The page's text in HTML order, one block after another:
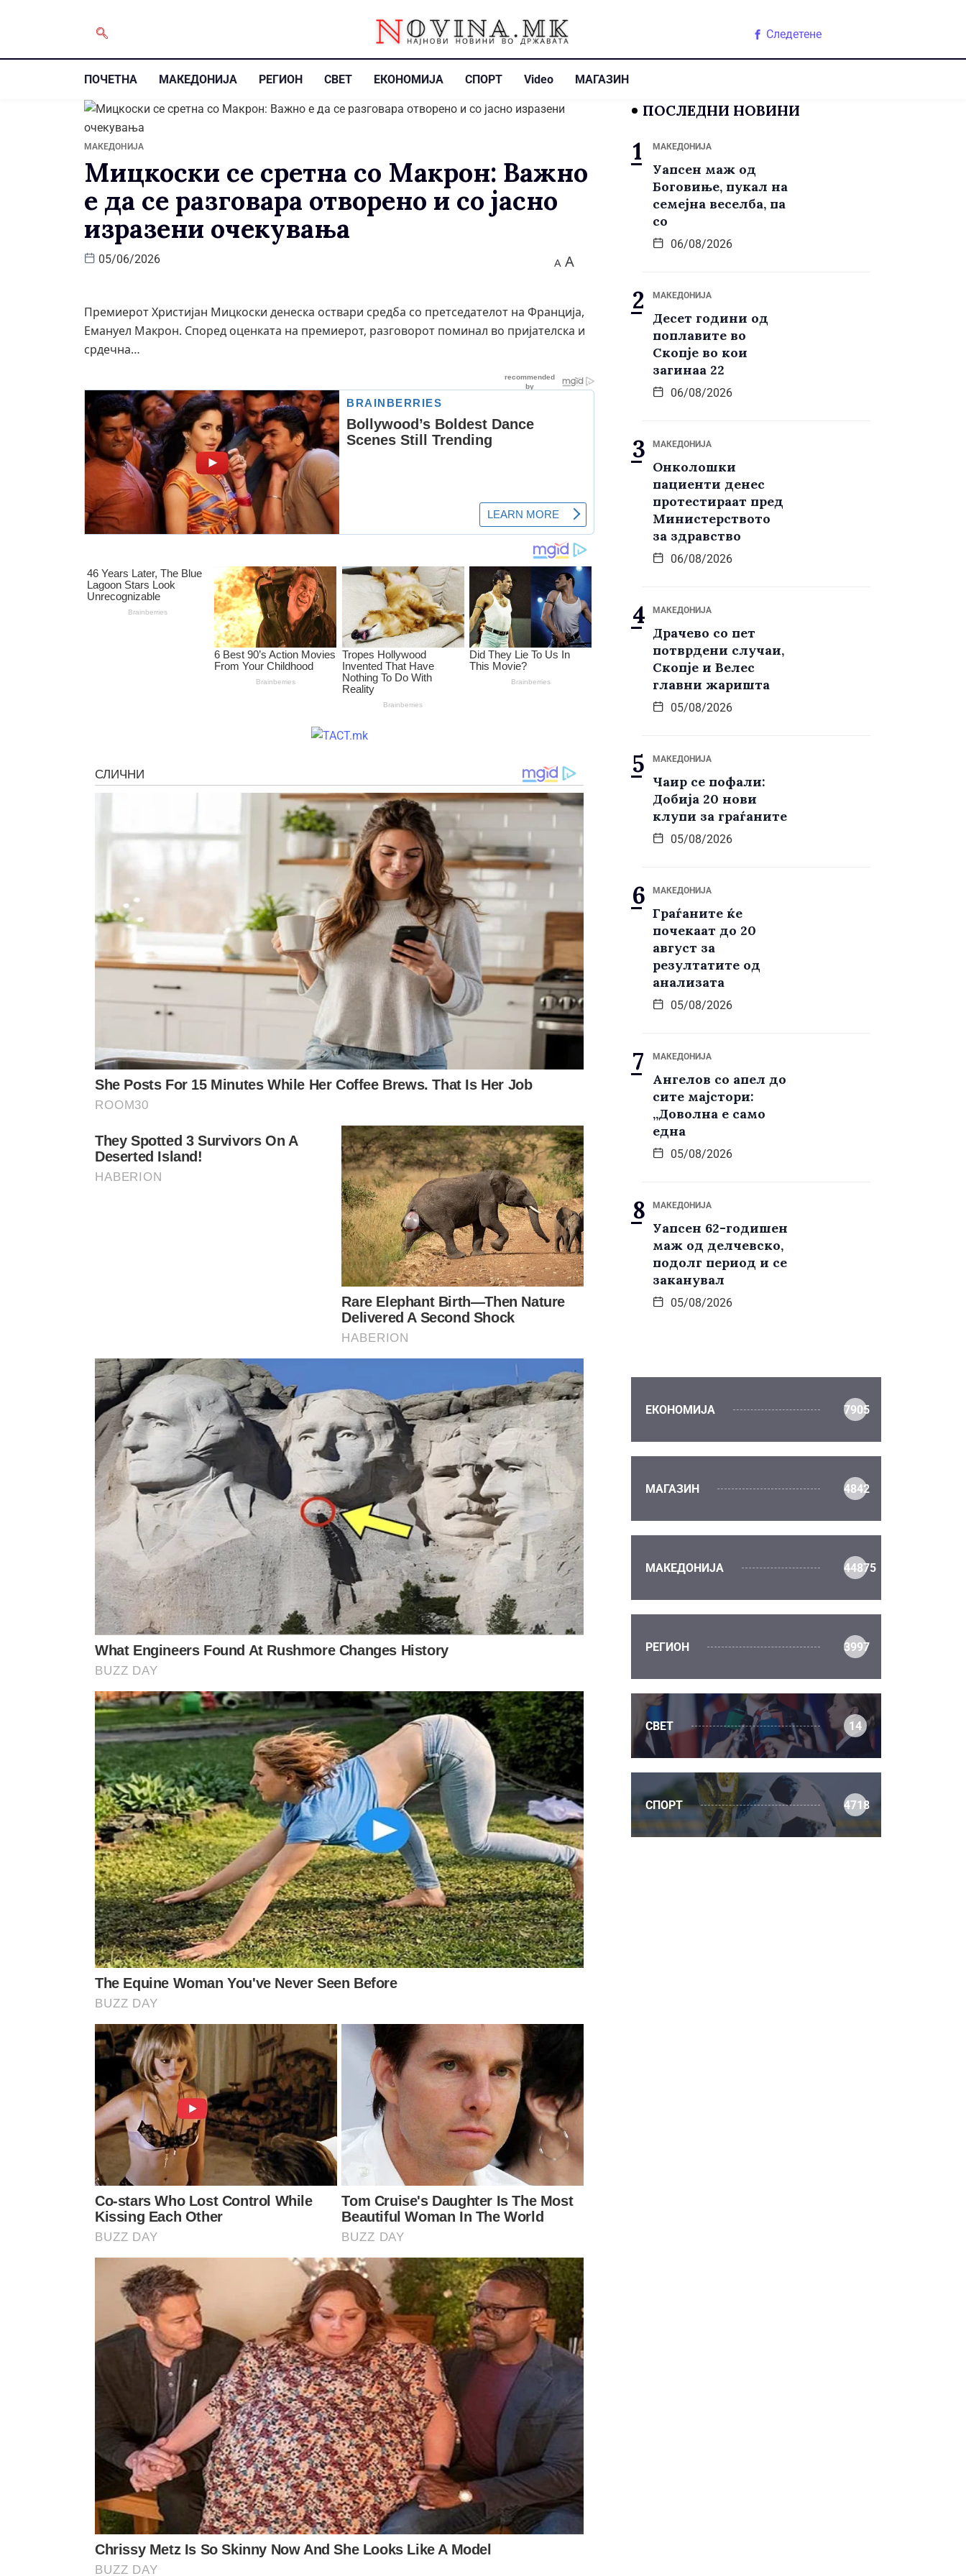
Следетене
ПОЧЕТНА МАКЕДОНИЈА РЕГИОН СВЕТ ЕКОНОМИЈА СПОРТ Video МАГАЗИН
МАКЕДОНИЈА
Мицкоски се сретна со Макрон: Важно
е да се разговара отворено и со јасно
изразени очекувања
05/06/2026 A A
Премиерот Христијан Мицкоски денеска оствари средба со претседателот на Франција,
Емануел Макрон. Според оценката на премиерот, разговорот поминал во пријателска и
срдечна…
ПОСЛЕДНИ НОВИНИ
МАКЕДОНИЈА
Уапсен маж од
Боговиње, пукал на
семејна веселба, па
со
06/08/2026
МАКЕДОНИЈА
Десет години од
поплавите во
Скопје во кои
загинаа 22
06/08/2026
МАКЕДОНИЈА
Онколошки
пациенти денес
протестираат пред
Министерството
за здравство
06/08/2026
МАКЕДОНИЈА
Драчево со пет
потврдени случаи,
Скопје и Велес
главни жаришта
05/08/2026
МАКЕДОНИЈА
Чаир се пофали:
Добија 20 нови
клупи за граѓаните
05/08/2026
МАКЕДОНИЈА
Граѓаните ќе
почекаат до 20
август за
резултатите од
анализата
05/08/2026
МАКЕДОНИЈА
Ангелов со апел до
сите мајстори:
„Доволна е само
една
05/08/2026
МАКЕДОНИЈА
Уапсен 62-годишен
маж од делчевско,
подолг период и се
заканувал
05/08/2026
ЕКОНОМИЈА 7905
МАГАЗИН 4842
МАКЕДОНИЈА 44875
РЕГИОН 3997
СВЕТ 14
СПОРТ 4718